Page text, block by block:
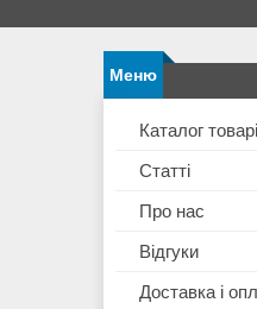
Каталог
Статті
Про нас
Відгуки
Доставка і